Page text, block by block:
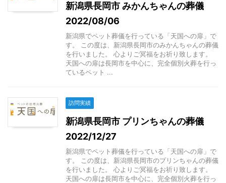
新潟県長岡市 みかんちゃんの葬儀
2022/08/06
新潟県でペット葬儀を行っている「天国への扉」で
す。 この度は、新潟県長岡市のみかんちゃんの葬儀
を行いました。 心よりご冥福をお祈り致します。
天国への扉は長岡市を中心に、完全個別火葬を行っ
ているペット ...
訪問実績
新潟県長岡市 プリンちゃんの葬儀
2022/12/27
新潟県でペット葬儀を行っている「天国への扉」で
す。 この度は、新潟県長岡市のプリンちゃんの葬儀
を行いました。 心よりご冥福をお祈り致します。
天国への扉は長岡市を中心に、完全個別火葬を行っ